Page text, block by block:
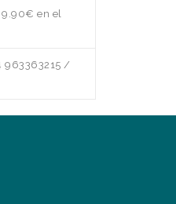
9.90€ en el
963363215 /